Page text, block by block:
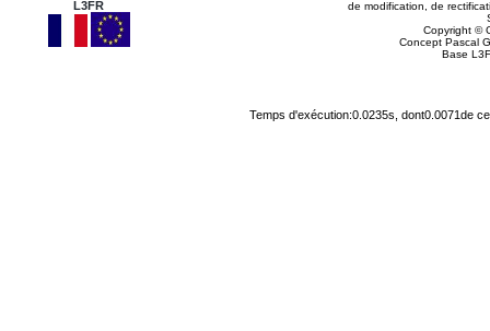
L3FR
de modification, de
Copyright ©
Concept Pascal
Base
Temps d'exécution:0.0235s, dont0.0071de